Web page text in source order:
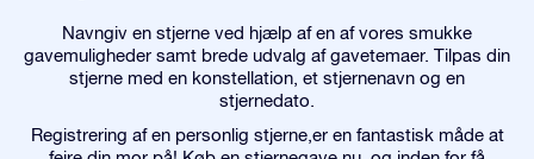
Navngiv en stjerne ved hjælp af en af vores smukke
gavemuligheder samt brede udvalg af gavetemaer. Tilpas din
stjerne med en konstellation, et stjernenavn og en
stjernedato.
Registrering af en personlig stjerne,er en fantastisk måde at